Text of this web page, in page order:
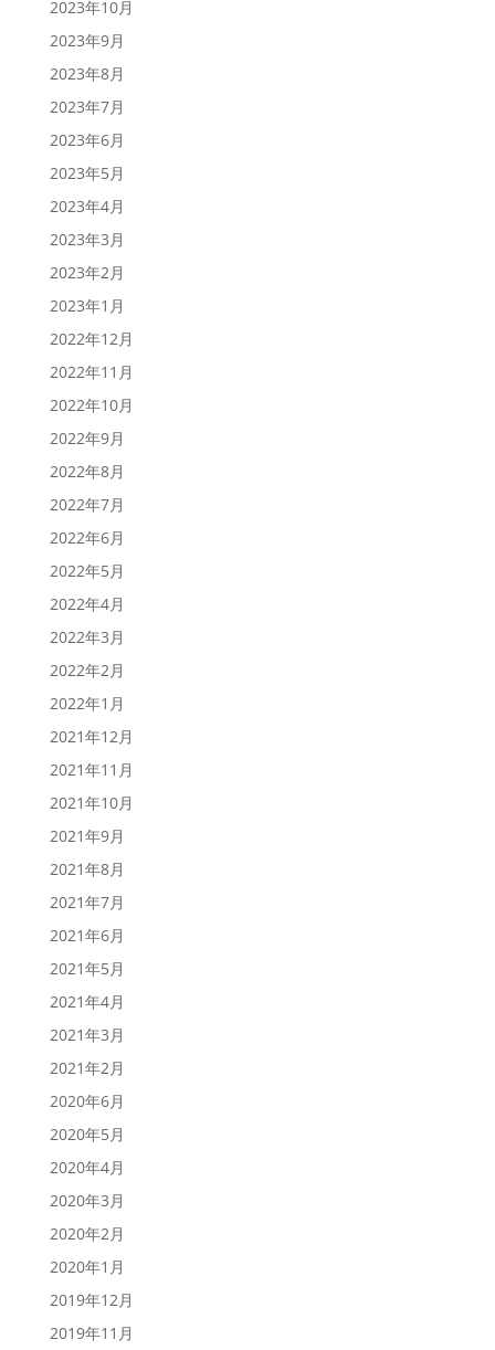
2023年10月
2023年9月
2023年8月
2023年7月
2023年6月
2023年5月
2023年4月
2023年3月
2023年2月
2023年1月
2022年12月
2022年11月
2022年10月
2022年9月
2022年8月
2022年7月
2022年6月
2022年5月
2022年4月
2022年3月
2022年2月
2022年1月
2021年12月
2021年11月
2021年10月
2021年9月
2021年8月
2021年7月
2021年6月
2021年5月
2021年4月
2021年3月
2021年2月
2020年6月
2020年5月
2020年4月
2020年3月
2020年2月
2020年1月
2019年12月
2019年11月